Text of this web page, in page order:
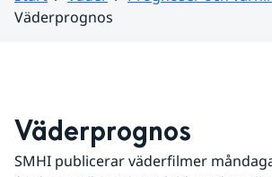
Väderprognos
Väderprognos
SMHI publicerar väderfilmer